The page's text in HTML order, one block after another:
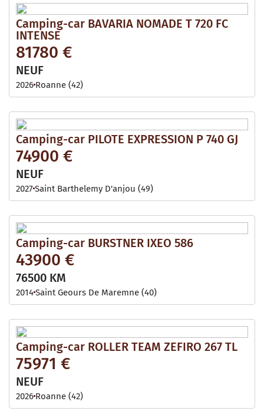
Camping-car BAVARIA NOMADE T 720 FC
INTENSE
81780 €
NEUF
2026 Roanne (42)
Camping-car PILOTE EXPRESSION P 740 GJ
74900 €
NEUF
2027Saint Barthelemy D'anjou (49)
Camping-car BURSTNER IXEO 586
43900 €
76500 KM
2014Saint Geours De Maremne (40)
Camping-car ROLLER TEAM ZEFIRO 267 TL
75971 €
NEUF
2026 Roanne (42)